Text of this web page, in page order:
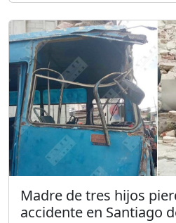
Madre de tres hijos
accidente en Santiago